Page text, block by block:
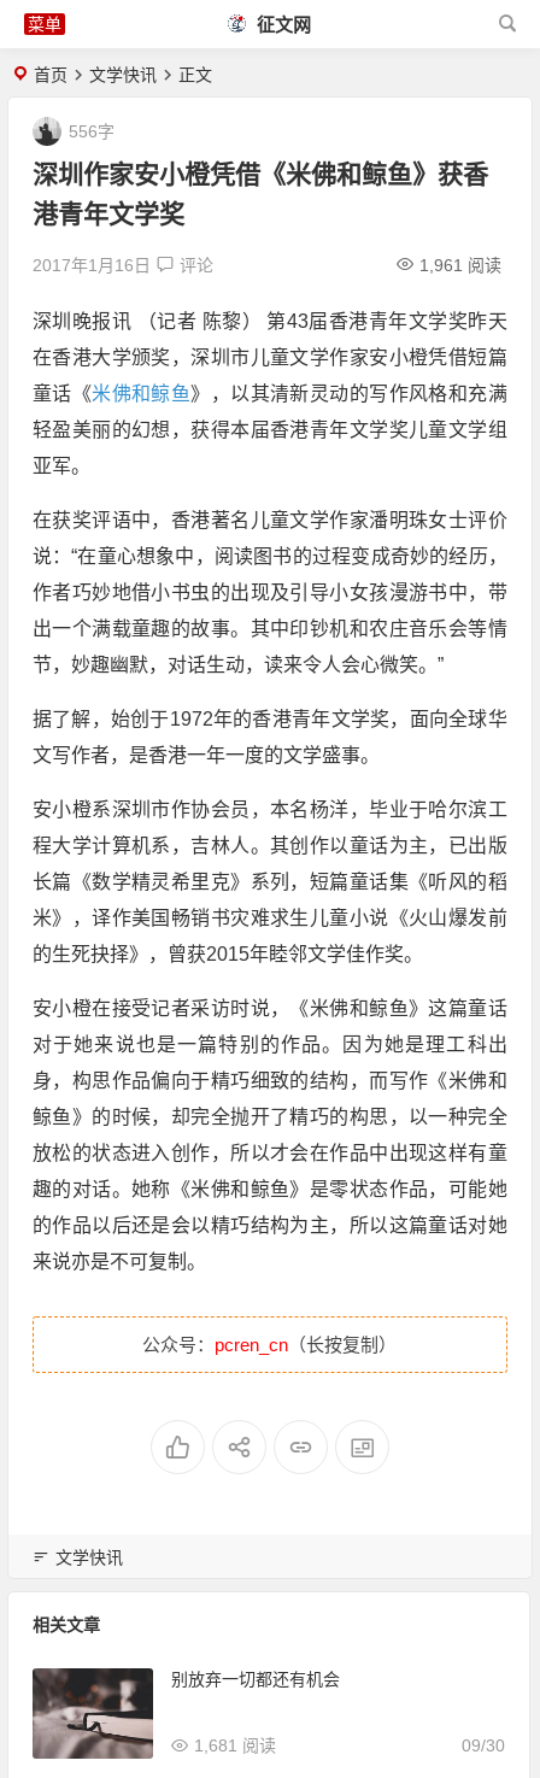
征文网
首页 文学快讯 正文
深圳作家安小橙凭借《米佛和鲸鱼》获香
港青年文学奖
2017年1月16日 评论 1,961 阅读
556字
深圳晚报讯 （记者 陈黎） 第43届香港青年文学奖昨天
在香港大学颁奖，深圳市儿童文学作家安小橙凭借短篇
童话《米佛和鲸鱼》，以其清新灵动的写作风格和充满
轻盈美丽的幻想，获得本届香港青年文学奖儿童文学组
亚军。
在获奖评语中，香港著名儿童文学作家潘明珠女士评价
说：“在童心想象中，阅读图书的过程变成奇妙的经历，
作者巧妙地借小书虫的出现及引导小女孩漫游书中，带
出一个满载童趣的故事。其中印钞机和农庄音乐会等情
节，妙趣幽默，对话生动，读来令人会心微笑。”
据了解，始创于1972年的香港青年文学奖，面向全球华
文写作者，是香港一年一度的文学盛事。
安小橙系深圳市作协会员，本名杨洋，毕业于哈尔滨工
程大学计算机系，吉林人。其创作以童话为主，已出版
长篇《数学精灵希里克》系列，短篇童话集《听风的稻
米》，译作美国畅销书灾难求生儿童小说《火山爆发前
的生死抉择》，曾获2015年睦邻文学佳作奖。
安小橙在接受记者采访时说，《米佛和鲸鱼》这篇童话
对于她来说也是一篇特别的作品。因为她是理工科出
身，构思作品偏向于精巧细致的结构，而写作《米佛和
鲸鱼》的时候，却完全抛开了精巧的构思，以一种完全
放松的状态进入创作，所以才会在作品中出现这样有童
趣的对话。她称《米佛和鲸鱼》是零状态作品，可能她
的作品以后还是会以精巧结构为主，所以这篇童话对她
来说亦是不可复制。
公众号： pcren_cn （长按复制）
文学快讯
相关文章
别放弃一切都还有机会
09/30
1,681 阅读